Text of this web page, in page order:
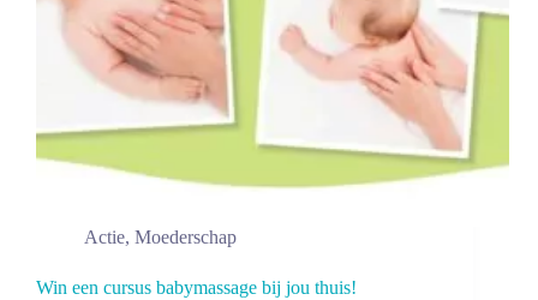
Actie, Moederschap
Win een cursus babymassage bij jou thuis!